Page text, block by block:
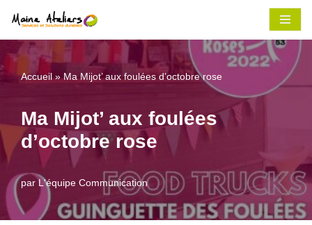
Aller
au
contenu
Accueil»Ma Mijot’ aux foulées d’octobre rose
Ma Mijot’ aux foulées
d’octobre rose
parL'équipe Communication